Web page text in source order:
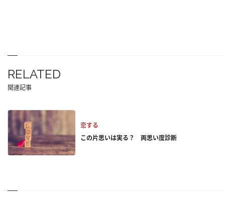
RELATED
関連記事
恋する
この片思いは実る？ 両思い度診断